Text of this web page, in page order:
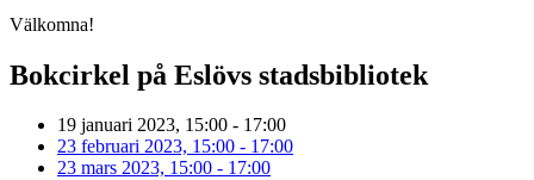
Välkomna!
Bokcirkel på Eslövs stadsbibliotek
19 januari 2023, 15:00 - 17:00
23 februari 2023, 15:00 - 17:00
23 mars 2023, 15:00 - 17:00